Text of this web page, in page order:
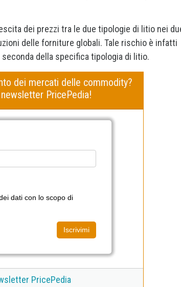
dei prezzi tra le due tipologie di litio nei
delle forniture globali. Tale rischio è infatti
della specifica tipologia di litio.
dei mercati delle commodity?
PricePedia!
dati con lo scopo di
Iscrivimi
PricePedia